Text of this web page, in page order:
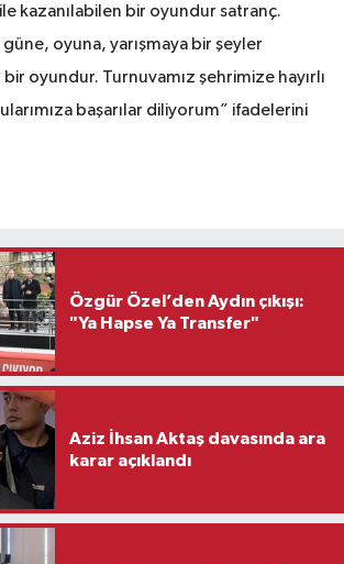
kazanılabilen bir oyundur satranç.
oyuna, yarışmaya bir şeyler
oyundur. Turnuvamız şehrimize hayırlı
başarılar diliyorum” ifadelerini
Özgür Özel’den Aydın çıkışı:
"Ya Hapse Ya Transfer"
Aziz İhsan Aktaş davasında ara
karar açıklandı